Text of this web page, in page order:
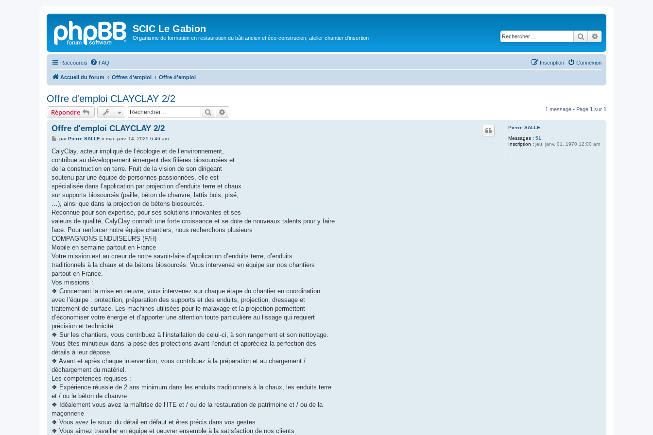
SCIC Le Gabion
Organisme de formation en restauration du bâti ancien et éco-construcion, atelier chantier d'insertion Rechercher
Raccourcis FAQ Connexion
Inscription
Accueil du forum Offres d'emploi Offre d'emploi
Offre d'emploi CLAYCLAY 2/2
Répondre Rechercher 1 message • Page 1 sur 1
Pierre SALLE
Messages : 51
Inscription : jeu. janv. 01, 1970 12:00 am
Offre d'emploi CLAYCLAY 2/2
M
s
a
g
parPierre SALLE » mar. janv. 14, 2025 6:46 am
CalyClay, acteur impliqué de l’écologie et de l’environnement,
contribue au développement émergent des filières biosourcées et
de la construction en terre. Fruit de la vision de son dirigeant
soutenu par une équipe de personnes passionnées, elle est
spécialisée dans l’application par projection d’enduits terre et chaux
sur supports biosourcés (paille, béton de chanvre, lattis bois, pisé,
…), ainsi que dans la projection de bétons biosourcés.
Reconnue pour son expertise, pour ses solutions innovantes et ses
valeurs de qualité, CalyClay connaît une forte croissance et se dote de nouveaux talents pour y faire
face. Pour renforcer notre équipe chantiers, nous recherchons plusieurs
COMPAGNONS ENDUISEURS (F/H)
Mobile en semaine partout en France
Votre mission est au coeur de notre savoir-faire d’application d’enduits terre, d’enduits
traditionnels à la chaux et de bétons biosourcés. Vous intervenez en équipe sur nos chantiers
partout en France.
Vos missions :
❖ Concernant la mise en oeuvre, vous intervenez sur chaque étape du chantier en coordination
avec l’équipe : protection, préparation des supports et des enduits, projection, dressage et
traitement de surface. Les machines utilisées pour le malaxage et la projection permettent
d’économiser votre énergie et d’apporter une attention toute particulière au lissage qui requiert
précision et technicité.
❖ Sur les chantiers, vous contribuez à l’installation de celui-ci, à son rangement et son nettoyage.
Vous êtes minutieux dans la pose des protections avant l’enduit et appréciez la perfection des
détails à leur dépose.
❖ Avant et après chaque intervention, vous contribuez à la préparation et au chargement /
déchargement du matériel.
Les compétences requises :
❖ Expérience réussie de 2 ans minimum dans les enduits traditionnels à la chaux, les enduits terre
et / ou le béton de chanvre
❖ Idéalement vous avez la maîtrise de l’ITE et / ou de la restauration de patrimoine et / ou de la
maçonnerie
❖ Vous avez le souci du détail en défaut et êtes précis dans vos gestes
❖ Vous aimez travailler en équipe et oeuvrer ensemble à la satisfaction de nos clients